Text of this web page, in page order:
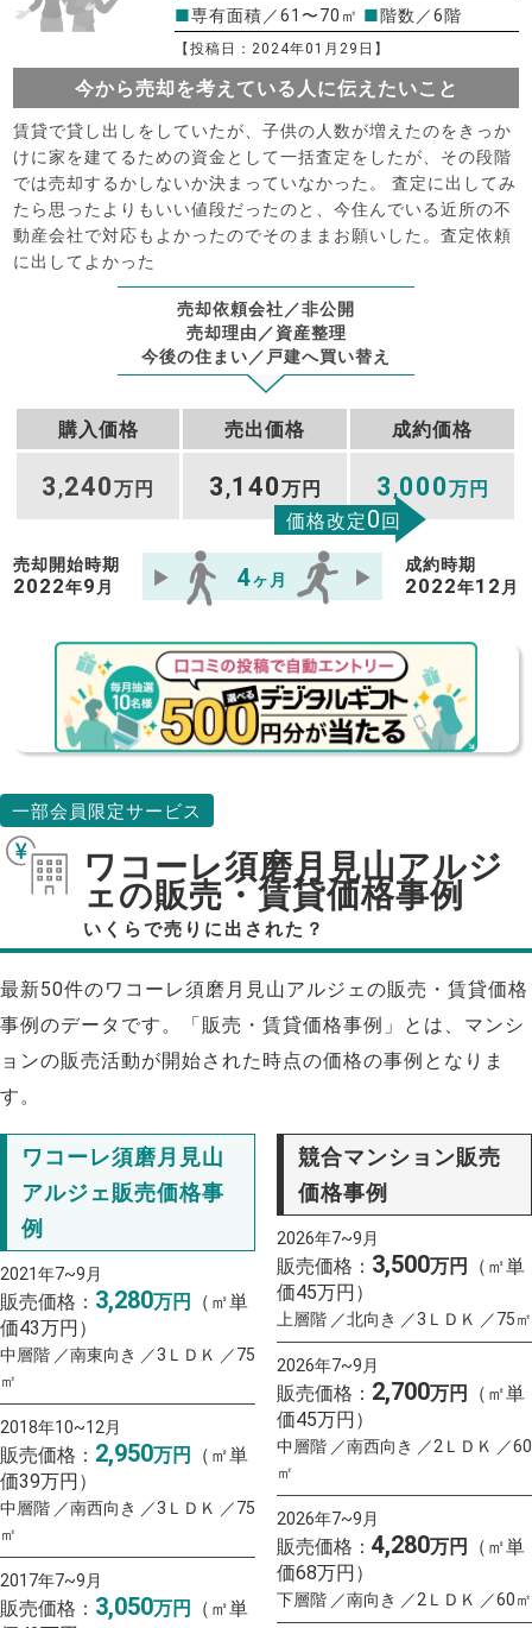
■専有面積／61〜70㎡ ■階数／6階
【投稿日：2024年01月29日】
今から売却を考えている人に伝えたいこと
賃貸で貸し出しをしていたが、子供の人数が増えたのをきっか
けに家を建てるための資金として一括査定をしたが、その段階
では売却するかしないか決まっていなかった。 査定に出してみ
たら思ったよりもいい値段だったのと、今住んでいる近所の不
動産会社で対応もよかったのでそのままお願いした。査定依頼
に出してよかった
売却依頼会社／非公開
売却理由／資産整理
今後の住まい／戸建へ買い替え
購入価格 売出価格 成約価格
3 ,240万円 3 ,140万円 3 ,000万円
価格改定0回
売却開始時期
2022年9 月 4ヶ月
成約時期
2022年12 月
一部会員限定サービス
ワコーレ須磨月見山アルジ
ェの販売・賃貸価格事例
いくらで売りに出された？
最新50件のワコーレ須磨月見山アルジェの販売・賃貸価格
事例のデータです。「販売・賃貸価格事例」とは、マンシ
ョンの販売活動が開始された時点の価格の事例となりま
す。
ワコーレ須磨月見山
アルジェ販売価格事
例
2021年7~9月
販売価格： 3,280万円
（㎡単
価43万円）
中層階 ／南東向き ／3ＬＤＫ ／75
㎡
2018年10~12月
販売価格： 2,950万円
（㎡単
価39万円）
中層階 ／南西向き ／3ＬＤＫ ／75
㎡
2017年7~9月
販売価格： 3,050万円
（㎡単
競合マンション販売
価格事例
2026年7~9月
販売価格： 3,500万円
（㎡単
価45万円）
上層階 ／北向き ／3ＬＤＫ ／75㎡
2026年7~9月
販売価格： 2,700万円
（㎡単
価45万円）
中層階 ／南西向き ／2ＬＤＫ ／60
㎡
2026年7~9月
販売価格： 4,280万円
（㎡単
価68万円）
下層階 ／南向き ／2ＬＤＫ ／60㎡